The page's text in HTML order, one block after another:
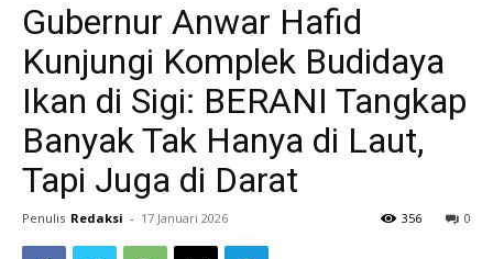
Gubernur Anwar Hafid
Kunjungi Komplek Budidaya
Ikan di Sigi: ‎BERANI Tangkap
Banyak Tak Hanya di Laut,
Tapi Juga di Darat
Penulis Redaksi - 17 Januari 2026 0
356